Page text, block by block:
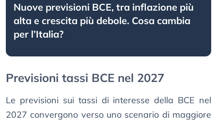
Nuove previsioni BCE, tra inflazione più
alta e crescita più debole. Cosa cambia
per l’Italia?
Previsioni tassi BCE nel 2027
Le previsioni sui tassi di interesse della BCE nel
2027 convergono verso uno scenario di maggiore